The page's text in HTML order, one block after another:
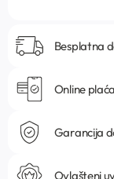
Besplatna
Online
Garancija
Ovlašteni